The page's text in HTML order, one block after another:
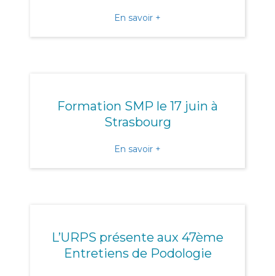
En savoir +
Formation SMP le 17 juin à
Strasbourg
En savoir +
L’URPS présente aux 47ème
Entretiens de Podologie